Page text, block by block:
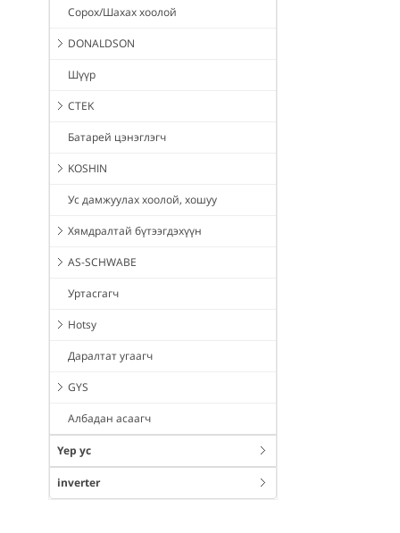
Сорох/Шахах хоолой
DONALDSON
Шүүр
CTEK
Батарей цэнэглэгч
KOSHIN
Ус дамжуулах хоолой, хошуу
Хямдралтай бүтээгдэхүүн
AS-SCHWABE
Уртасгагч
Hotsy
Даралтат угаагч
GYS
Албадан асаагч
Үер ус
inverter